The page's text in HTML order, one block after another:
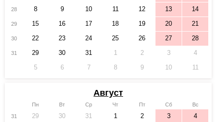
28 8 9 10 11 12 13 14
29 15 16 17 18 19 20 21
30 22 23 24 25 26 27 28
31 29 30 31 1 2 3
4
5
6 7 8 9 10 11
Август
Пн Вт Ср Чт Пт Сб
Вс
31
29 30 31 1 2 3 4